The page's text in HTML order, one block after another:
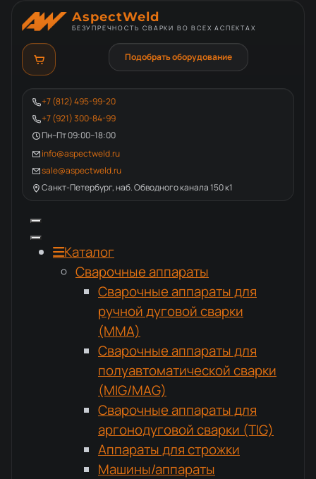
AspectWeld
БЕЗУПРЕЧНОСТЬ СВАРКИ ВО ВСЕХ АСПЕКТАХ
+7 (812) 495-99-20
+7 (921) 300-84-99
Пн–Пт 09:00–18:00
info@aspectweld.ru
sale@aspectweld.ru
Санкт-Петербург, наб. Обводного канала 150 к1
Подобрать оборудование
Каталог
Сварочные аппараты
Сварочные аппараты для
ручной дуговой сварки
(MMA)
Сварочные аппараты для
полуавтоматической сварки
(MIG/MAG)
Сварочные аппараты для
аргонодуговой сварки (TIG)
Аппараты для строжки
Машины/аппараты